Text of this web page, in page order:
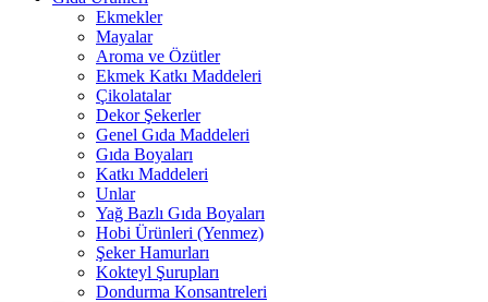
Ekmekler
Mayalar
Aroma ve Özütler
Ekmek Katkı Maddeleri
Çikolatalar
Dekor Şekerler
Genel Gıda Maddeleri
Gıda Boyaları
Katkı Maddeleri
Unlar
Yağ Bazlı Gıda Boyaları
Hobi Ürünleri (Yenmez)
Şeker Hamurları
Kokteyl Şurupları
Dondurma Konsantreleri